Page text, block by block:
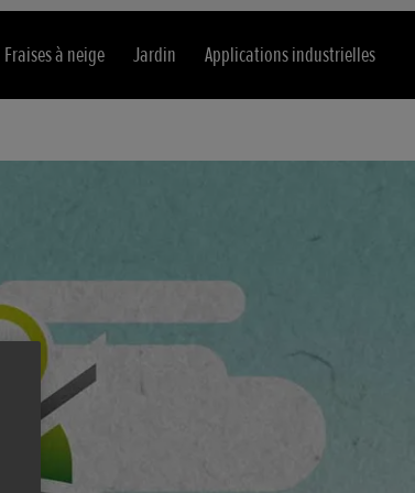
Fraises à neige Jardin Applications industrielles